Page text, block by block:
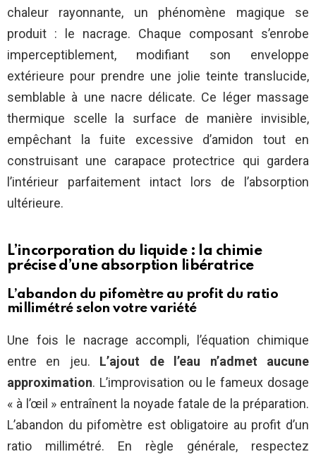
chaleur rayonnante, un phénomène magique se
produit : le nacrage. Chaque composant s’enrobe
imperceptiblement, modifiant son enveloppe
extérieure pour prendre une jolie teinte translucide,
semblable à une nacre délicate. Ce léger massage
thermique scelle la surface de manière invisible,
empêchant la fuite excessive d’amidon tout en
construisant une carapace protectrice qui gardera
l’intérieur parfaitement intact lors de l’absorption
ultérieure.
L’incorporation du liquide : la chimie
précise d’une absorption libératrice
L’abandon du pifomètre au profit du ratio
millimétré selon votre variété
Une fois le nacrage accompli, l’équation chimique
entre en jeu. L’ajout de l’eau n’admet aucune
approximation. L’improvisation ou le fameux dosage
« à l’œil » entraînent la noyade fatale de la préparation.
L’abandon du pifomètre est obligatoire au profit d’un
ratio millimétré. En règle générale, respectez